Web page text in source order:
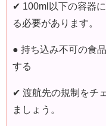
✔ 100ml以下の容器
る必要があります。
● 持ち込み不可の食
する
✔ 渡航先の規制をチ
ましょう。